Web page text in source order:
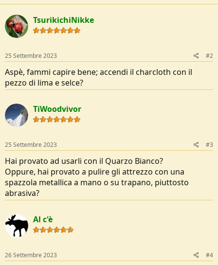
c
t
i
o
n
TsurikichiNikke
25 Settembre 2023 #2
Aspè, fammi capire bene; accendi il charcloth con il
pezzo di lima e selce?
TiWoodvivor
25 Settembre 2023 #3
Hai provato ad usarli con il Quarzo Bianco?
Oppure, hai provato a pulire gli attrezzo con una
spazzola metallica a mano o su trapano, piuttosto
abrasiva?
Al c'è
26 Settembre 2023 #4